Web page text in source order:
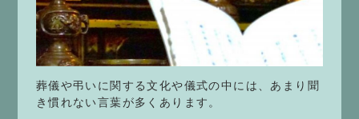
葬儀や弔いに関する文化や儀式の中には、あまり聞
き慣れない言葉が多くあります。